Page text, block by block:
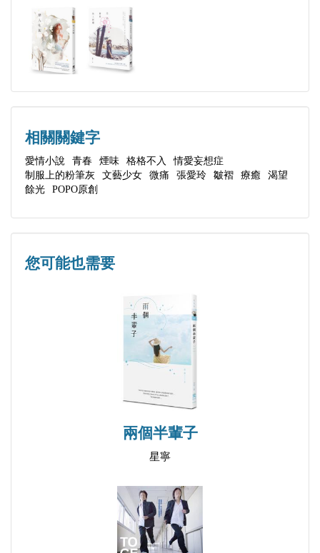
番外二：沒有你的明天
番外三：遇見妳的那一刻
番外四：非你不可的未來
相關關鍵字
愛情小說 青春 煙味 格格不入
情愛妄想症
制服上的粉筆灰
文藝少女 微痛 張愛玲 皺褶 療癒
渴望
餘光
POPO原創
您可能也需要
兩個半輩子
星寧